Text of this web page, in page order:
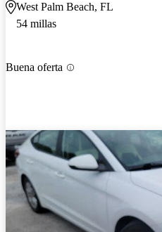
West Palm Beach, FL
54 millas
Buena oferta